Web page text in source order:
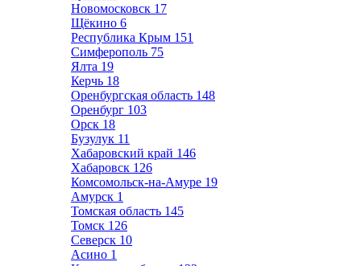
Новомосковск 17
Щёкино 6
Республика Крым 151
Симферополь 75
Ялта 19
Керчь 18
Оренбургская область 148
Оренбург 103
Орск 18
Бузулук 11
Хабаровский край 146
Хабаровск 126
Комсомольск-на-Амуре 19
Амурск 1
Томская область 145
Томск 126
Северск 10
Асино 1